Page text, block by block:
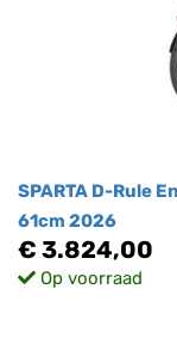
SPARTA D-Rule
61cm 2026
€ 3.824,00
Op voorraad